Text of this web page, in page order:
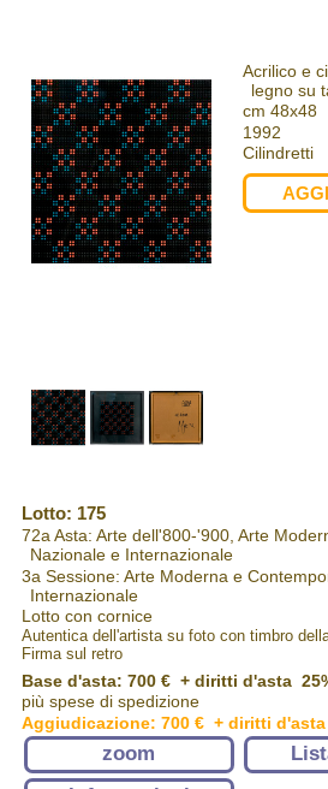
Acrilico e
legno su
cm 48x48
1992
Cilindretti
Lotto: 175
72a Asta: Arte dell'800-'900, Arte
Nazionale e Internazionale
3a Sessione: Arte Moderna e
Internazionale
Lotto con cornice
Autentica dell'artista su foto con timbro
Firma sul retro
Base d'asta: 700 € + diritti d'asta
più spese di spedizione
Aggiudicazione: 700 € + diritti
zoom